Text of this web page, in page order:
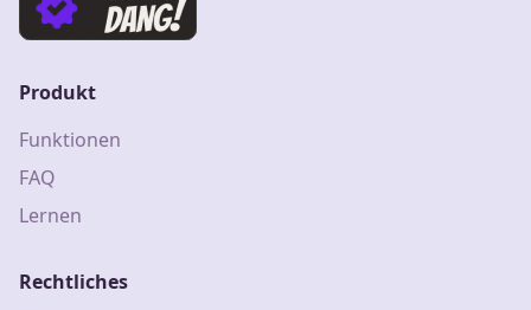
Produkt
Funktionen
FAQ
Lernen
Rechtliches